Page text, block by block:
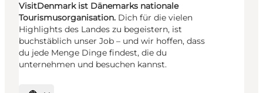
VisitDenmark ist Dänemarks nationale
Tourismusorganisation. Dich für die vielen
Highlights des Landes zu begeistern, ist
buchstäblich unser Job – und wir hoffen, dass
du jede Menge Dinge findest, die du
unternehmen und besuchen kannst.